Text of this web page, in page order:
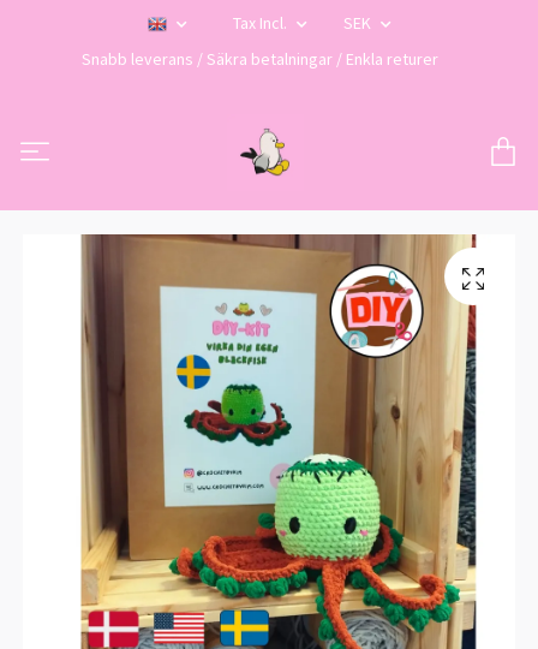
Tax Incl.
SEK
Snabb leverans / Säkra betalningar / Enkla returer